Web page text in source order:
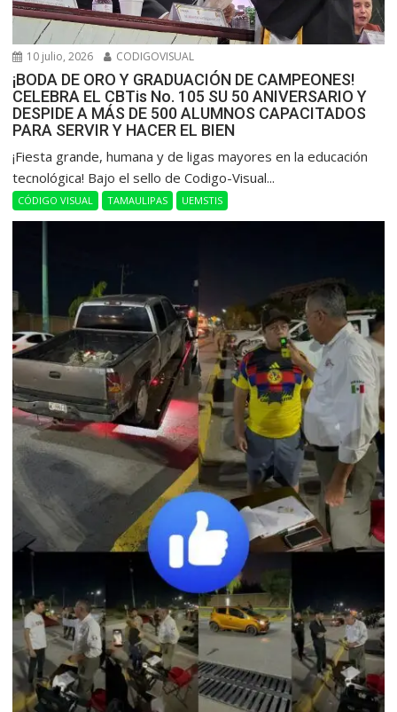
10 julio, 2026 CODIGOVISUAL
¡BODA DE ORO Y GRADUACIÓN DE CAMPEONES!
CELEBRA EL CBTis No. 105 SU 50 ANIVERSARIO Y
DESPIDE A MÁS DE 500 ALUMNOS CAPACITADOS
PARA SERVIR Y HACER EL BIEN
​¡Fiesta grande, humana y de ligas mayores en la educación
tecnológica! Bajo el sello de Codigo-Visual...
CÓDIGO VISUAL TAMAULIPAS UEMSTIS